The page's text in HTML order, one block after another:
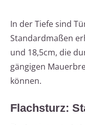
In der Tiefe sind
Standardmaßen
und 18,5cm, die
gängigen
können.
Flachsturz: